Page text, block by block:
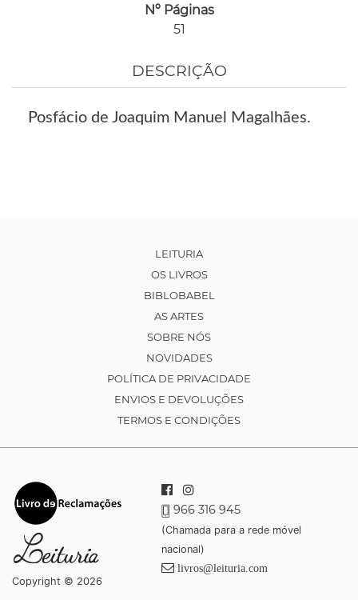
Nº Páginas
51
DESCRIÇÃO
Posfácio de Joaquim Manuel Magalhães.
LEITURIA
OS LIVROS
BIBLOBABEL
AS ARTES
SOBRE NÓS
NOVIDADES
POLÍTICA DE PRIVACIDADE
ENVIOS E DEVOLUÇÕES
TERMOS E CONDIÇÕES
Copyright © 2026
966 316 945
(Chamada para a rede móvel
nacional)
livros@leituria.com